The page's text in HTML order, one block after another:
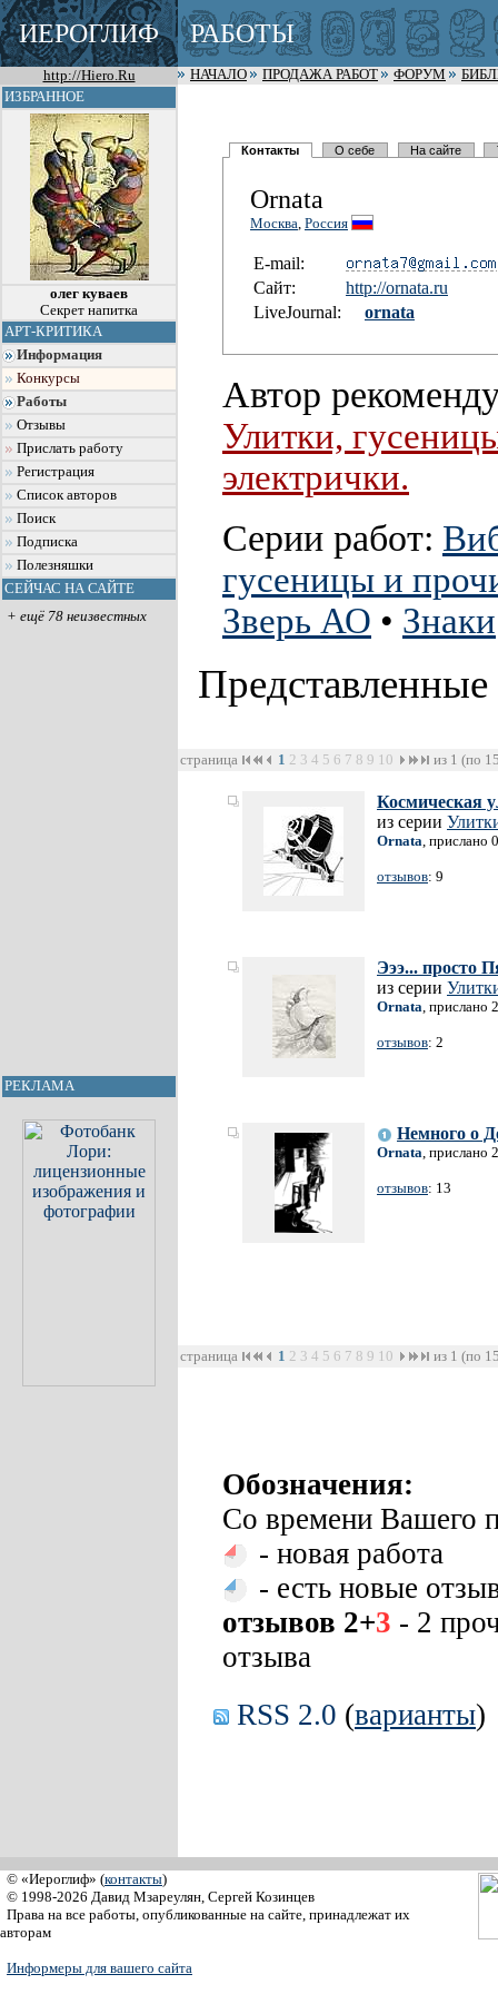
ИЕРОГЛИФ РАБОТЫ
http://Hiero.Ru НАЧАЛО ПРОДАЖА РАБОТ ФОРУМ
ИЗБРАННОЕ
олег куваев
Секрет напитка
АРТ-КРИТИКА
Информация
Конкурсы
Работы
Отзывы
Прислать работу
Регистрация
Список авторов
Поиск
Подписка
Полезняшки
СЕЙЧАС НА САЙТЕ
+ ещё 78 неизвестных
РЕКЛАМА
Контакты О себе На сайте
Ornata
Москва, Россия
E-mail:
Сайт:
http://ornata.ru
LiveJournal:
ornata
Автор
Улитки,
электрички.
Серии работ:
гусеницы и
Зверь АО • Знаки
страница 1 2 3 4 5 6 7 8 9 10 из 1 (по
Космическая
из серии
Ornata, прислано
отзывов: 9
Эээ... просто
из серии
Ornata, прислано
отзывов: 2
Немного о
Ornata, прислано
отзывов: 13
страница 1 2 3 4 5 6 7 8 9 10 из 1 (по
Обозначения:
Со времени Вашего
- новая работа
- есть новые
отзывов 2+3 - 2
отзыва
RSS 2.0 (варианты)
© «Иероглиф» (контакты)
© 1998-2026 Давид Мзареулян, Сергей Козинцев
Права на все работы, опубликованные на сайте, принадлежат их
авторам
Информеры для вашего сайта